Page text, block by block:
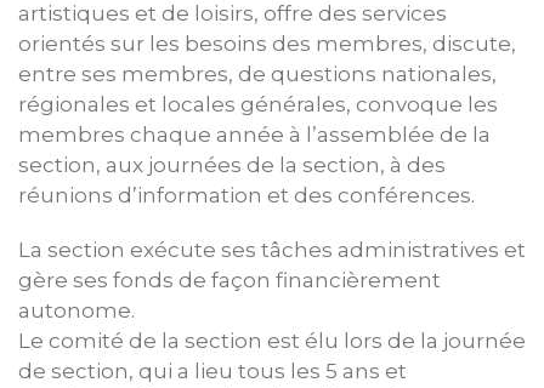
artistiques et de loisirs, offre des services
orientés sur les besoins des membres, discute,
entre ses membres, de questions nationales,
régionales et locales générales, convoque les
membres chaque année à l’assemblée de la
section, aux journées de la section, à des
réunions d’information et des conférences.
La section exécute ses tâches administratives et
gère ses fonds de façon financièrement
autonome.
Le comité de la section est élu lors de la journée
de section, qui a lieu tous les 5 ans et